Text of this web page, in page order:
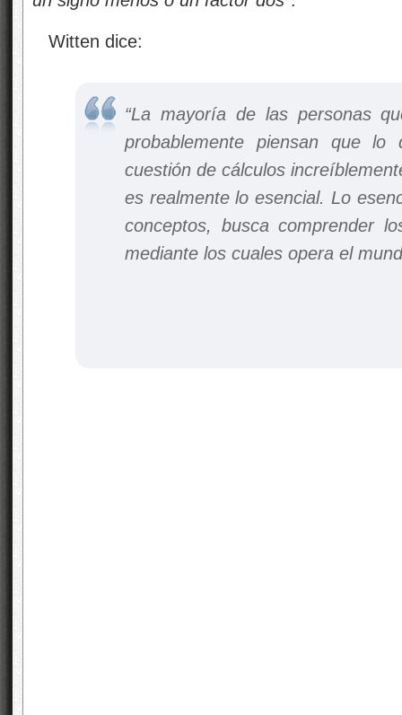
Witten dice:
“La mayoría de las personas
probablemente piensan que
cuestión de cálculos
es realmente lo esencial. Lo
conceptos, busca comprender
mediante los cuales opera el